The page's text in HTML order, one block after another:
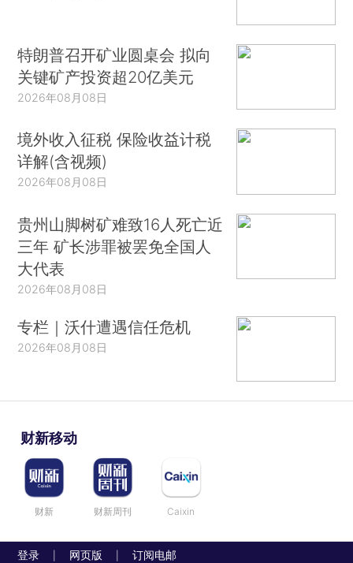
特朗普召开矿业圆桌会 拟向
关键矿产投资超20亿美元
2026年08月08日
境外收入征税 保险收益计税
详解(含视频)
2026年08月08日
贵州山脚树矿难致16人死亡近
三年 矿长涉罪被罢免全国人
大代表
2026年08月08日
专栏｜沃什遭遇信任危机
2026年08月08日
财新移动
财新 财新周刊 Caixin
登录 网页版 订阅电邮